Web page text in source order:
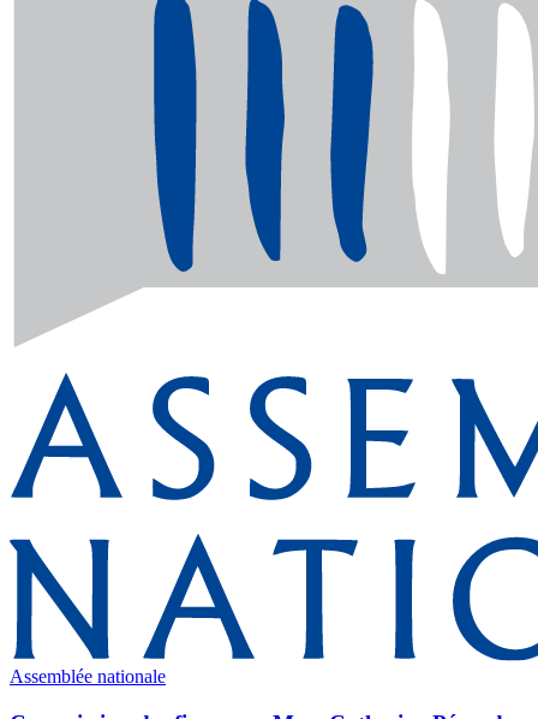
Assemblée nationale